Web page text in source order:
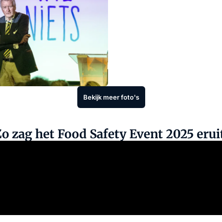
Bekijk meer foto's
zag het Food Safety Event 2025